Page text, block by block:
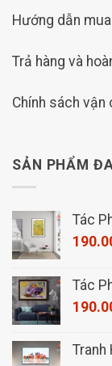
Hướng dẫn
Trả hàng và
Chính sách vận
SẢN PHẨM
Tác
Tác